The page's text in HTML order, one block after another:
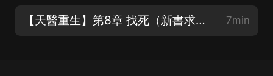
【天醫重生】第8章 找死（新書求賞月票、訂閱加關注） 7min